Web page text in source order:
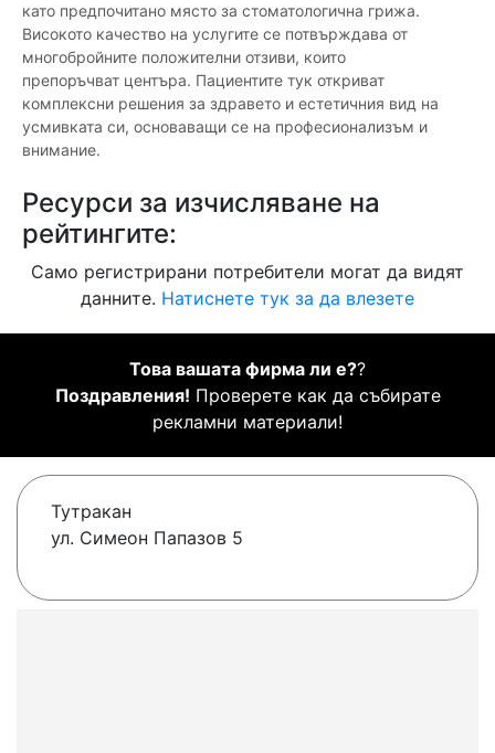
като предпочитано място за стоматологична грижа.
Високото качество на услугите се потвърждава от
многобройните положителни отзиви, които
препоръчват центъра. Пациентите тук откриват
комплексни решения за здравето и естетичния вид на
усмивката си, основаващи се на професионализъм и
внимание.
Ресурси за изчисляване на
рейтингите:
Само регистрирани потребители могат да видят
данните. Натиснете тук за да влезете
Това вашата фирма ли е??
Поздравления! Проверете как да събирате
рекламни материали!
Тутракан
ул. Симеон Папазов 5